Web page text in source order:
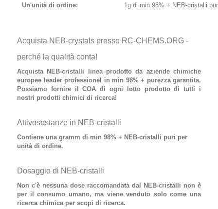
Un'unità di ordine:
1g di min 98% + NEB-cristalli
Acquista NEB-crystals presso RC-CHEMS.ORG -
perché la qualità conta!
Acquista NEB-cristalli linea prodotto da aziende chimiche
europee leader professionel in min 98% + purezza garantita.
Possiamo fornire il COA di ogni lotto prodotto di tutti i
nostri prodotti chimici di ricerca!
Attivosostanze in NEB-cristalli
Contiene una gramm di min 98% + NEB-cristalli puri per
unità di ordine.
Dosaggio di NEB-cristalli
Non c'è nessuna dose raccomandata dal NEB-cristalli non è
per il consumo umano, ma viene venduto solo come una
ricerca chimica per scopi di ricerca.